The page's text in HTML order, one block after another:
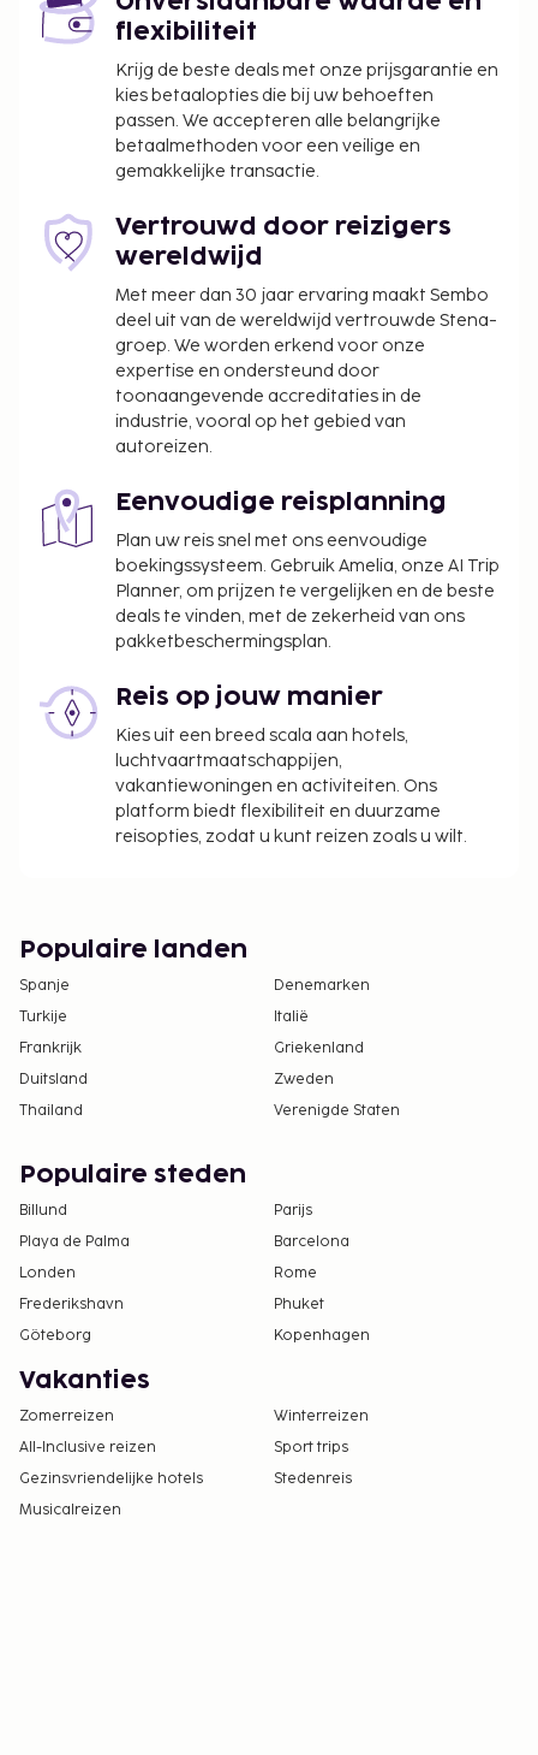
flexibiliteit
Krijg de beste deals met onze prijsgarantie en
kies betaalopties die bij uw behoeften
passen. We accepteren alle belangrijke
betaalmethoden voor een veilige en
gemakkelijke transactie.
Vertrouwd door reizigers
wereldwijd
Met meer dan 30 jaar ervaring maakt Sembo
deel uit van de wereldwijd vertrouwde Stena-
groep. We worden erkend voor onze
expertise en ondersteund door
toonaangevende accreditaties in de
industrie, vooral op het gebied van
autoreizen.
Eenvoudige reisplanning
Plan uw reis snel met ons eenvoudige
boekingssysteem. Gebruik Amelia, onze AI Trip
Planner, om prijzen te vergelijken en de beste
deals te vinden, met de zekerheid van ons
pakketbeschermingsplan.
Reis op jouw manier
Kies uit een breed scala aan hotels,
luchtvaartmaatschappijen,
vakantiewoningen en activiteiten. Ons
platform biedt flexibiliteit en duurzame
reisopties, zodat u kunt reizen zoals u wilt.
Populaire landen
Spanje
Denemarken
Turkije
Italië
Frankrijk
Griekenland
Duitsland
Zweden
Thailand
Verenigde Staten
Populaire steden
Billund
Parijs
Playa de Palma
Barcelona
Londen
Rome
Frederikshavn
Phuket
Göteborg
Kopenhagen
Vakanties
Zomerreizen
Winterreizen
All-Inclusive reizen
Sport trips
Gezinsvriendelijke hotels
Stedenreis
Musicalreizen